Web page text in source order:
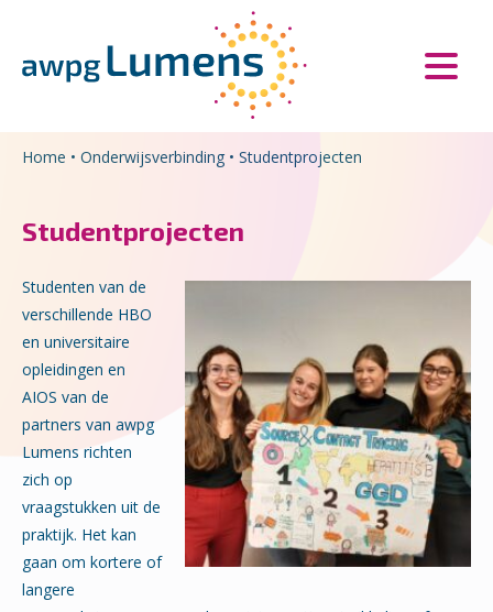
Home • Onderwijsverbinding • Studentprojecten
Studentprojecten
Studenten van de
verschillende HBO
en universitaire
opleidingen en
AIOS van de
partners van awpg
Lumens richten
zich op
vraagstukken uit de
praktijk. Het kan
gaan om kortere of
langere